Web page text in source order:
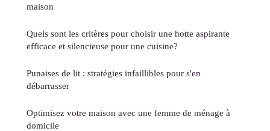
maison
Quels sont les critères pour choisir une hotte aspirante
efficace et silencieuse pour une cuisine?
Punaises de lit : stratégies infaillibles pour s'en
débarrasser
Optimisez votre maison avec une femme de ménage à
domicile